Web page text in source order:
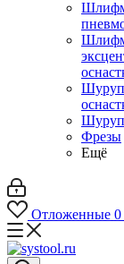
Фрезы
Ещё
Отложенные 0